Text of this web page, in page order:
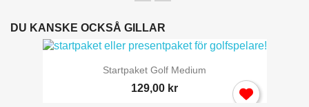
DU KANSKE OCKSÅ GILLAR
Startpaket Golf Medium
129,00 kr